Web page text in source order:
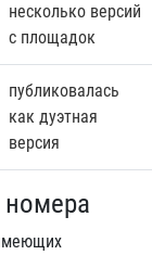
несколько версий
с площадок
публиковалась
как дуэтная
версия